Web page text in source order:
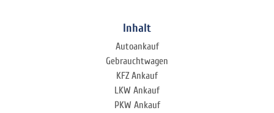
Inhalt
Autoankauf
Gebrauchtwagen
KFZ Ankauf
LKW Ankauf
PKW Ankauf